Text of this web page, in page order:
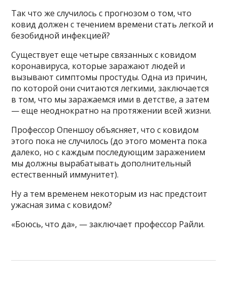
Так что же случилось с прогнозом о том, что
ковид должен с течением времени стать легкой и
безобидной инфекцией?
Существует еще четыре связанных с ковидом
коронавируса, которые заражают людей и
вызывают симптомы простуды. Одна из причин,
по которой они считаются легкими, заключается
в том, что мы заражаемся ими в детстве, а затем
— еще неоднократно на протяжении всей жизни.
Профессор Опеншоу объясняет, что с ковидом
этого пока не случилось (до этого момента пока
далеко, но с каждым последующим заражением
мы должны вырабатывать дополнительный
естественный иммунитет).
Ну а тем временем некоторым из нас предстоит
ужасная зима с ковидом?
«Боюсь, что да», — заключает профессор Райли.